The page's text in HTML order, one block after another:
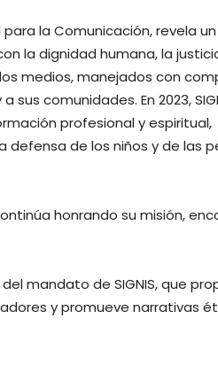
para la Comunicación, revela
la dignidad humana, la
medios, manejados con
comunidades. En 2023,
profesional y espiritual,
defensa de los niños y de las
honrando su misión,
mandato de SIGNIS, que
y promueve narrativas